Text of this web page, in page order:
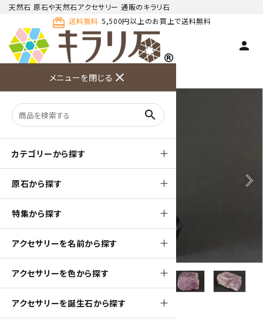
天然石 原石や天然石アクセサリー 通販のキラリ石
card_giftcard 送料無料 5,500円以上のお買上で送料無料
person
わせ ド
メニューを閉じる close
search
カテゴリーから探す
原石から探す
特集から探す
アクセサリーを名前から探す
アクセサリーを色から探す
アクセサリーを誕生石から探す
天然石 原石 クンツァイト 原石
arrow_back_ios arrow_forward_ios